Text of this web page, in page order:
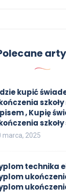
kupić
, Kupię
marca, 2025
technika